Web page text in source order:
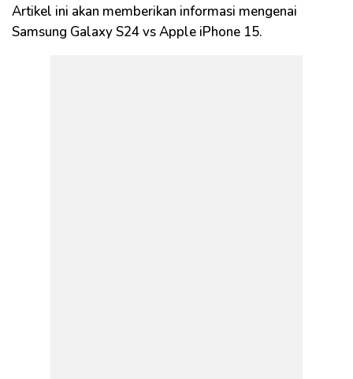
Artikel ini akan memberikan informasi mengenai
Samsung Galaxy S24 vs Apple iPhone 15.